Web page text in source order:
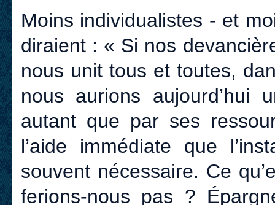
Moins individualistes - et
diraient : « Si nos
nous unit tous et toutes,
nous aurions aujourd’hui
autant que par ses
l’aide immédiate que
souvent nécessaire. Ce
ferions-nous pas ?